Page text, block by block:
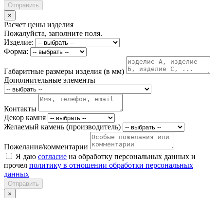
Отправить
×
Расчет цены изделия
Пожалуйста, заполните поля.
Изделие:
Форма:
Габаритные размеры изделия (в мм)
Дополнительные элементы
Контакты
Декор камня
Желаемый камень (производитель)
Пожелания/комментарии
Я даю согласие на обработку персональных данных и
прочел политику в отношении обработки персональных
данных
Отправить
×